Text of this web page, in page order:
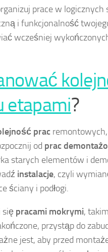
prace w
i funkcjonalność
wcześniej
etapami?
prac
od prac
starych elementów i
instalacje, czyli
ściany i podłogi.
się pracami mokrymi,
przystąp do
jest, aby przed